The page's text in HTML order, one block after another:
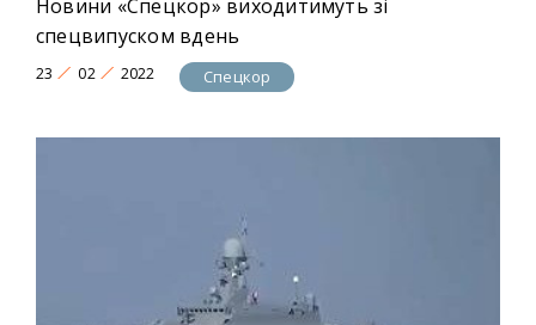
Новини «Спецкор» виходитимуть зі
спецвипуском вдень
23 02 2022 Спецкор